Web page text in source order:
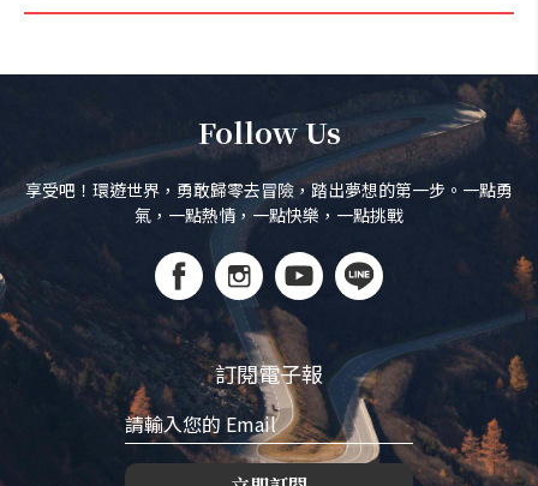
Follow Us
享受吧！環遊世界，勇敢歸零去冒險，踏出夢想的第一步。一點勇
氣，一點熱情，一點快樂，一點挑戰
訂閱電子報